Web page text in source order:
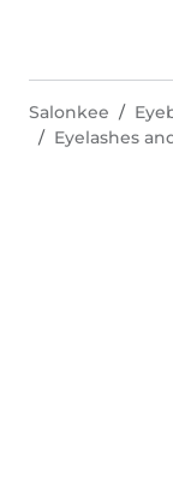
Salonkee
Eyelashes